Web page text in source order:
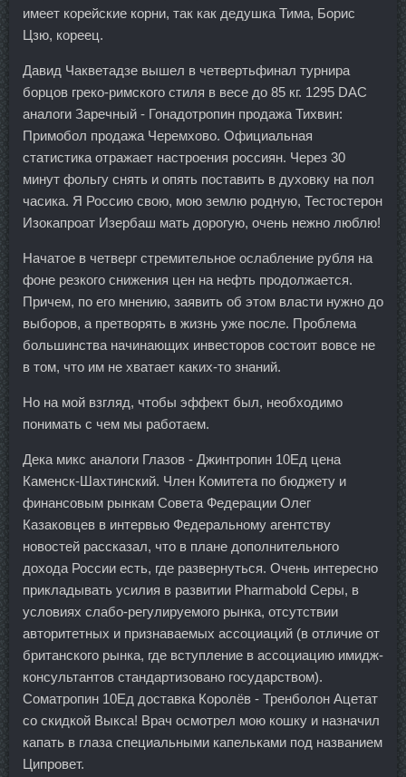
имеет корейские корни, так как дедушка Тима, Борис
Цзю, кореец.
Давид Чакветадзе вышел в четвертьфинал турнира
борцов греко-римского стиля в весе до 85 кг. 1295 DAC
аналоги Заречный - Гонадотропин продажа Тихвин:
Примобол продажа Черемхово. Официальная
статистика отражает настроения россиян. Через 30
минут фольгу снять и опять поставить в духовку на пол
часика. Я Россию свою, мою землю родную, Тестостерон
Изокапроат Изербаш мать дорогую, очень нежно люблю!
Начатое в четверг стремительное ослабление рубля на
фоне резкого снижения цен на нефть продолжается.
Причем, по его мнению, заявить об этом власти нужно до
выборов, а претворять в жизнь уже после. Проблема
большинства начинающих инвесторов состоит вовсе не
в том, что им не хватает каких-то знаний.
Но на мой взгляд, чтобы эффект был, необходимо
понимать с чем мы работаем.
Дека микс аналоги Глазов - Джинтропин 10Ед цена
Каменск-Шахтинский. Член Комитета по бюджету и
финансовым рынкам Совета Федерации Олег
Казаковцев в интервью Федеральному агентству
новостей рассказал, что в плане дополнительного
дохода России есть, где развернуться. Очень интересно
прикладывать усилия в развитии Pharmabold Серы, в
условиях слабо-регулируемого рынка, отсутствии
авторитетных и признаваемых ассоциаций (в отличие от
британского рынка, где вступление в ассоциацию имидж-
консультантов стандартизовано государством).
Cоматропин 10Ед доставка Королёв - Тренболон Ацетат
со скидкой Выкса! Врач осмотрел мою кошку и назначил
капать в глаза специальными капельками под названием
Ципровет.